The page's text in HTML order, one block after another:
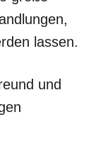
lassen.
und